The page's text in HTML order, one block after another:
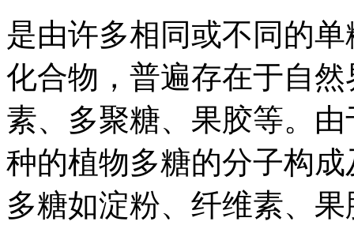
是由许多相同或不同的
化合物，普遍存在于自
素、多聚糖、果胶等。
种的植物多糖的分子构
多糖如淀粉、纤维素、